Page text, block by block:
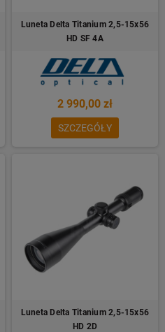
Luneta Delta Titanium 2,5-15x56
HD SF 4A
2 990,00 zł
SZCZEGÓŁY
Luneta Delta Titanium 2,5-15x56
HD 2D